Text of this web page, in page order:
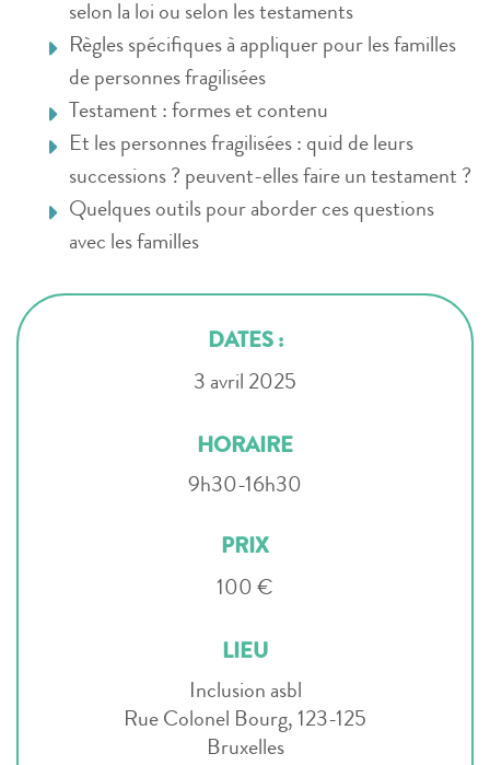
selon la loi ou selon les testaments
Règles spécifiques à appliquer pour les familles
de personnes fragilisées
Testament : formes et contenu
Et les personnes fragilisées : quid de leurs
successions ? peuvent-elles faire un testament ?
Quelques outils pour aborder ces questions
avec les familles
DATES :
3 avril 2025
HORAIRE
9h30-16h30
PRIX
100 €
LIEU
Inclusion asbl
Rue Colonel Bourg, 123-125
Bruxelles